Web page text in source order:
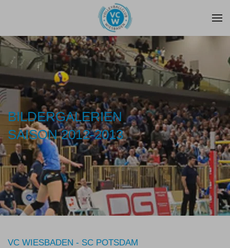
Zum Hauptinhalt springen
BILDERGALERIEN
SAISON 2012-2013
VC WIESBADEN - SC POTSDAM